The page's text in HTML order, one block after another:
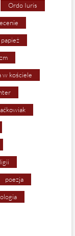
Ordo Iuris
papież
w kościele
poezja